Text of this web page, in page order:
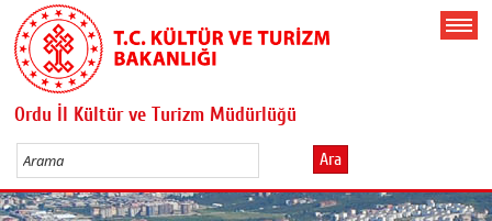
Ordu İl Kültür ve Turizm Müdürlüğü
Ara